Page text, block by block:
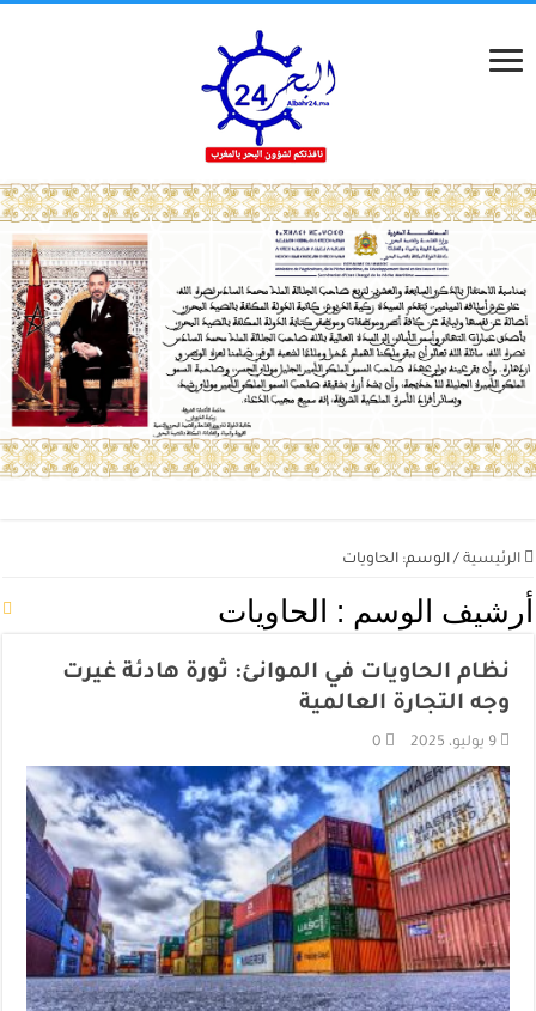
الرئيسية / الوسم:الحاويات
أرشيف الوسم : الحاويات
نظام الحاويات في الموانئ: ثورة هادئة غيرت
وجه التجارة العالمية
9 يوليو، 2025 0